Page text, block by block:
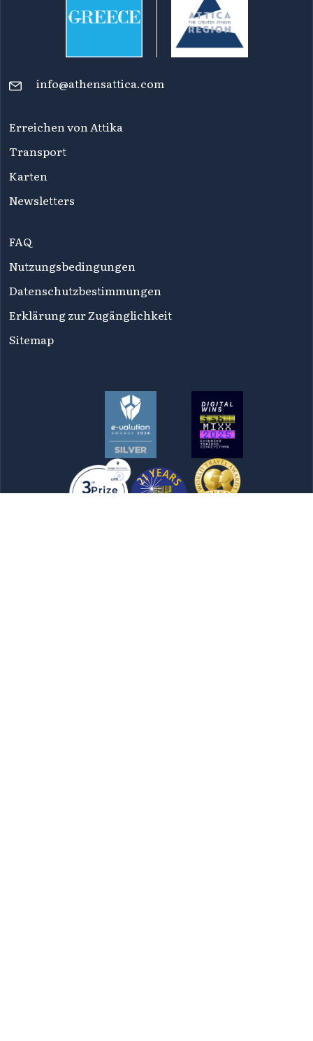
info@athensattica.com
Erreichen von Attika
Transport
Karten
Newsletters
FAQ
Nutzungsbedingungen
Datenschutzbestimmungen
Erklärung zur Zugänglichkeit
Sitemap